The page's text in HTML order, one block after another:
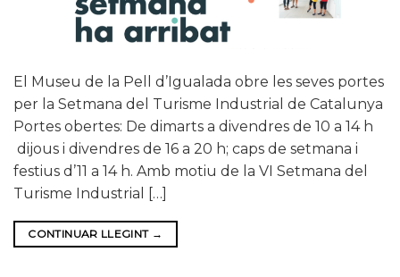
El Museu de la Pell d’Igualada obre les seves portes
per la Setmana del Turisme Industrial de Catalunya
Portes obertes: De dimarts a divendres de 10 a 14 h
dijous i divendres de 16 a 20 h; caps de setmana i
festius d’11 a 14 h. Amb motiu de la VI Setmana del
Turisme Industrial […]
CONTINUAR LLEGINT →